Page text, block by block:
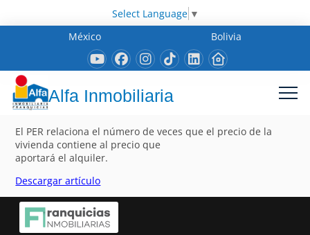
Select Language ▼
México
Bolivia
Alfa Inmobiliaria
El PER relaciona el número de veces que el precio de la
vivienda contiene al precio que
aportará el alquiler.
Descargar artículo